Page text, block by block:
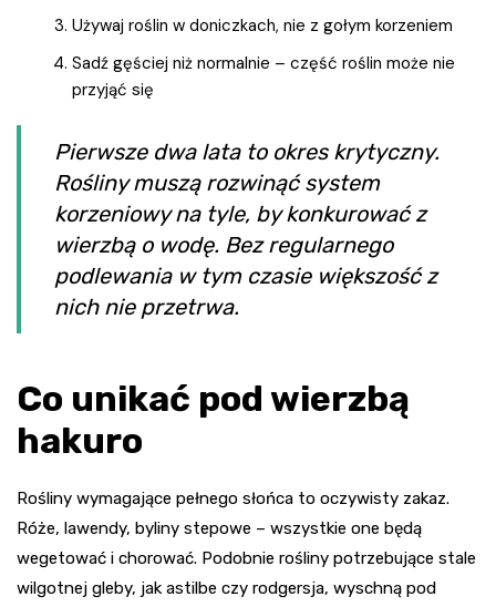
Używaj roślin w doniczkach, nie z gołym korzeniem
Sadź gęściej niż normalnie – część roślin może nie
przyjąć się
Pierwsze dwa lata to okres krytyczny.
Rośliny muszą rozwinąć system
korzeniowy na tyle, by konkurować z
wierzbą o wodę. Bez regularnego
podlewania w tym czasie większość z
nich nie przetrwa.
Co unikać pod wierzbą
hakuro
Rośliny wymagające pełnego słońca to oczywisty zakaz.
Róże, lawendy, byliny stepowe – wszystkie one będą
wegetować i chorować. Podobnie rośliny potrzebujące stale
wilgotnej gleby, jak astilbe czy rodgersja, wyschną pod